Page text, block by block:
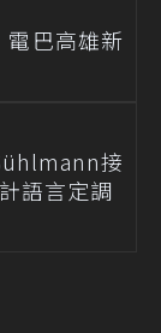
巴高雄新
接
語言定調